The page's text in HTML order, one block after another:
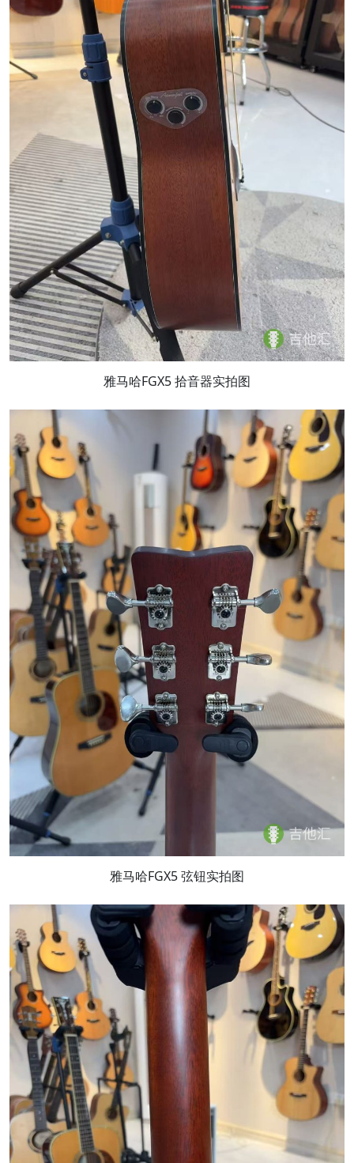
雅马哈FGX5 拾音器实拍图
雅马哈FGX5 弦钮实拍图